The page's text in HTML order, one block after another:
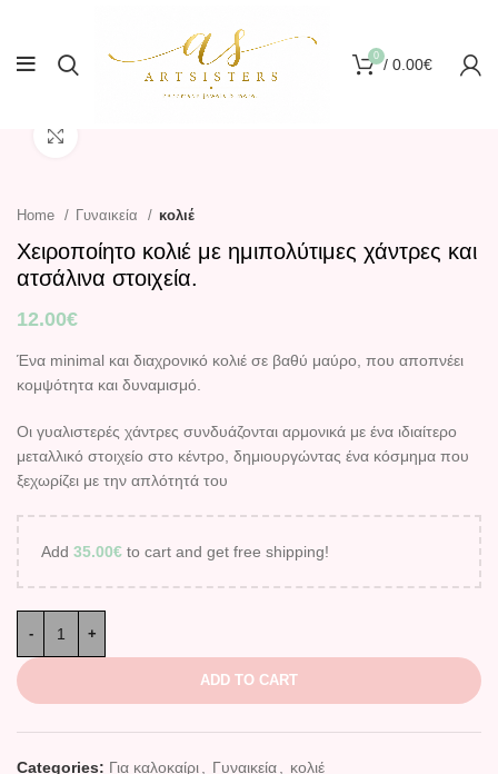
0 / 0.00€
Home Γυναικεία κολιέ
Χειροποίητο κολιέ με ημιπολύτιμες χάντρες και
ατσάλινα στοιχεία.
12.00€
Ένα minimal και διαχρονικό κολιέ σε βαθύ μαύρο, που αποπνέει
κομψότητα και δυναμισμό.
Οι γυαλιστερές χάντρες συνδυάζονται αρμονικά με ένα ιδιαίτερο
μεταλλικό στοιχείο στο κέντρο, δημιουργώντας ένα κόσμημα που
ξεχωρίζει με την απλότητά του
Add 35.00€ to cart and get free shipping!
ADD TO CART
Categories: Για καλοκαίρι Γυναικεία
κολιέ